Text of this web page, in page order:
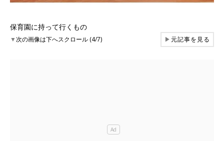
保育園に持って行くもの
▼次の画像は下へスクロール (4/7) ▶元記事を見る